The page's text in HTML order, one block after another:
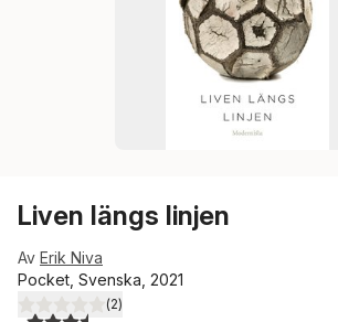
Liven längs linjen
Av Erik Niva
Pocket, Svenska, 2021
3,5utav 5 stjärnor. Totalt antal röster:
(2)